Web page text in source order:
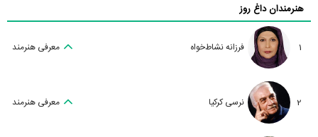
هنرمندان داغ روز
1 فرزانه نشاط‌خواه معرفی هنرمند
2 نرسی کرکیا معرفی هنرمند